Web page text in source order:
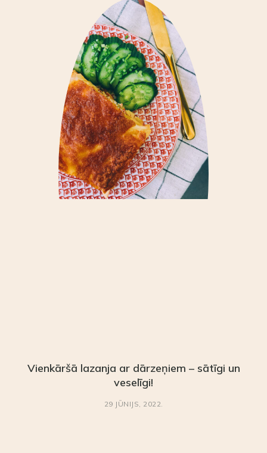
Vienkāršā lazanja ar dārzeņiem – sātīgi un
veselīgi!
29 JŪNIJS, 2022.